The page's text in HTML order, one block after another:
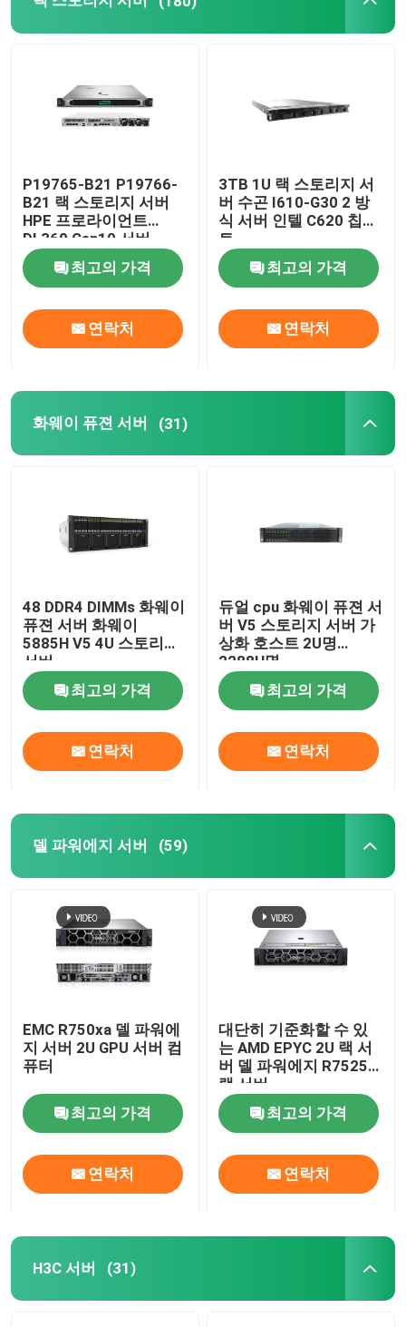
품질 관리
뉴스
사건
VR Show
랙 스토리지 서버
화웨이 퓨젼 서버
델 파워에지 서버
데이터콤 스위치
WLAN 장치
현명한 무선 라우터
내부 하드 드라이브 SSD
지포스 그래픽 카드
인텔 CPU 프로세서
서버 메모리 램
P19765-B21 P19766-
B21 랙 스토리지 서버
HPE 프로라이언트
DL360 Gen10 서버
최고의 가격
연락처
3TB 1U 랙 스토리지 서
버 수곤 I610-G30 2 방
식 서버 인텔 C620 칩셋
트
최고의 가격
연락처
화웨이 퓨젼 서버 (31)
48 DDR4 DIMMs 화웨이
퓨젼 서버 화웨이
5885H V5 4U 스토리지
서버
최고의 가격
연락처
듀얼 cpu 화웨이 퓨젼 서
버 V5 스토리지 서버 가
상화 호스트 2U명
2288H명
최고의 가격
연락처
델 파워에지 서버 (59)
EMC R750xa 델 파워에
지 서버 2U GPU 서버 컴
퓨터
최고의 가격
연락처
대단히 기준화할 수 있
는 AMD EPYC 2U 랙 서
버 델 파워에지 R7525
랙 서버
최고의 가격
연락처
H3C 서버 (31)